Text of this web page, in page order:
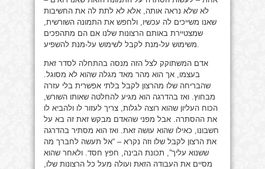
לא שלא נראה אותה, אלא לא לתת לה את החשיבות
שאנו משייכים לה עכשיו, ולחפש את התמונה השורשית,
שמצטיירת באותם הרצונות שלנו אם הם מתהפכים
אדם המשתוקק לצל הזה מנסה בהתחלה לסדר זאת
בעצמו, אך הוא מהר מאד מגלה שהוא לא מסוגל.
שהבריחה שלו מהרצון לקבל בלתי אפשרית בלי עזרה
מבחוץ. ואז בהדרגה הוא מגיע להחלטה שאותו השורש,
הכוח העליון שהוא רוצה לגלות, צריך לעזור לו ולהביא לו
את ההסתרה. אבל מפני שהאדם מבקש זאת זה בא על
חשבונו, כאילו שהוא עושה זאת. ואז הוא מסתיר בהדרגה
את הרצון לקבל שלו וזה נקרא – “אל תעשה לחברך מה
ששנוא עליך”, תכונת הבינה, חפץ חסד. ולאחר שהוא
מסיים את העבודה הזאת ועולה מעל כל הרצונות שלו,